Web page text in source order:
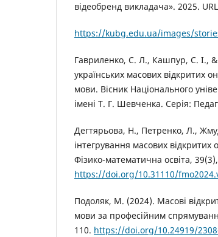
відеобренд викладача». 2025.
https://kubg.edu.ua/images/
Гавриленко, С. Л., Кашпур, С. І.,
українських масових відкритих
мови. Вісник Національного
імені Т. Г. Шевченка. Серія:
Дегтярьова, Н., Петренко, Л.,
інтегрування масових відкритих
Фізико-математична освіта,
https://doi.org/10.31110/
Подоляк, М. (2024). Масові
мови за професійним
110. https://doi.org/10.24919/